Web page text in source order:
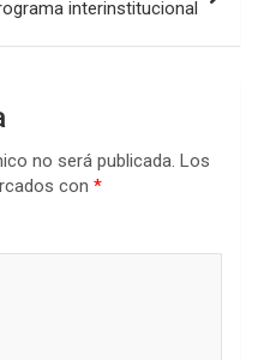
interinstitucional
no será publicada. Los
con *